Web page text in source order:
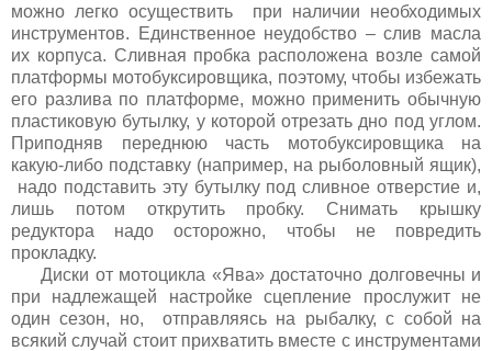
можно легко осуществить при наличии необходимых
инструментов. Единственное неудобство – слив масла
их корпуса. Сливная пробка расположена возле самой
платформы мотобуксировщика, поэтому, чтобы избежать
его разлива по платформе, можно применить обычную
пластиковую бутылку, у которой отрезать дно под углом.
Приподняв переднюю часть мотобуксировщика на
какую-либо подставку (например, на рыболовный ящик),
надо подставить эту бутылку под сливное отверстие и,
лишь потом открутить пробку. Снимать крышку
редуктора надо осторожно, чтобы не повредить
прокладку.
Диски от мотоцикла «Ява» достаточно долговечны и
при надлежащей настройке сцепление прослужит не
один сезон, но, отправляясь на рыбалку, с собой на
всякий случай стоит прихватить вместе с инструментами